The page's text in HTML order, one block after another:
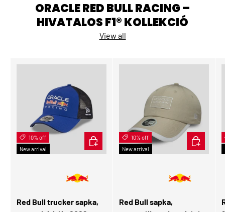
ORACLE RED BULL RACING –
HIVATALOS F1® KOLLEKCIÓ
View all
10% off
New arrival
Red Bull trucker sapka,
ADD TO CART 10% off
New arrival
👩 Női
Red Bull sapka,
ADD TO